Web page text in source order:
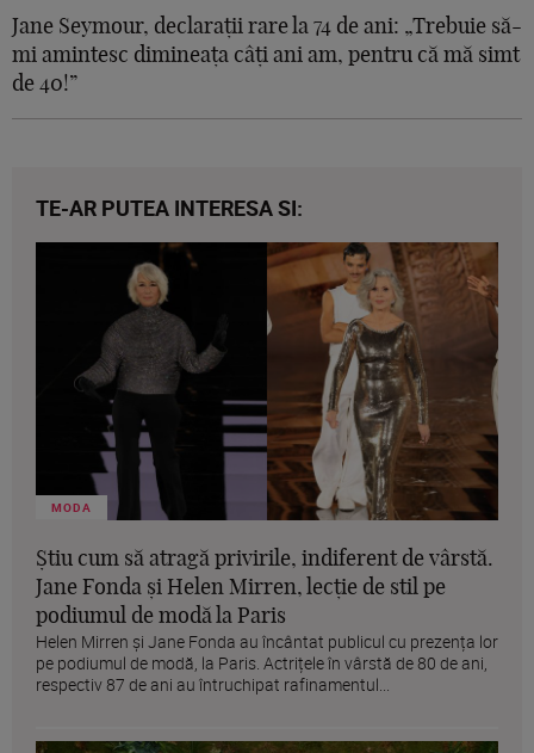
Jane Seymour, declarații rare la 74 de ani: „Trebuie să-
mi amintesc dimineața câți ani am, pentru că mă simt
de 40!”
TE-AR PUTEA INTERESA SI:
MODA
Știu cum să atragă privirile, indiferent de vârstă.
Jane Fonda și Helen Mirren, lecție de stil pe
podiumul de modă la Paris
Helen Mirren și Jane Fonda au încântat publicul cu prezența lor
pe podiumul de modă, la Paris. Actrițele în vârstă de 80 de ani,
respectiv 87 de ani au întruchipat rafinamentul...